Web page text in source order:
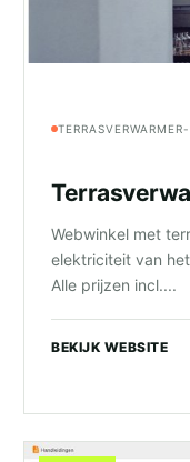
Webwinkel met
elektriciteit van
Alle prijzen incl....
BEKIJK WEBSITE